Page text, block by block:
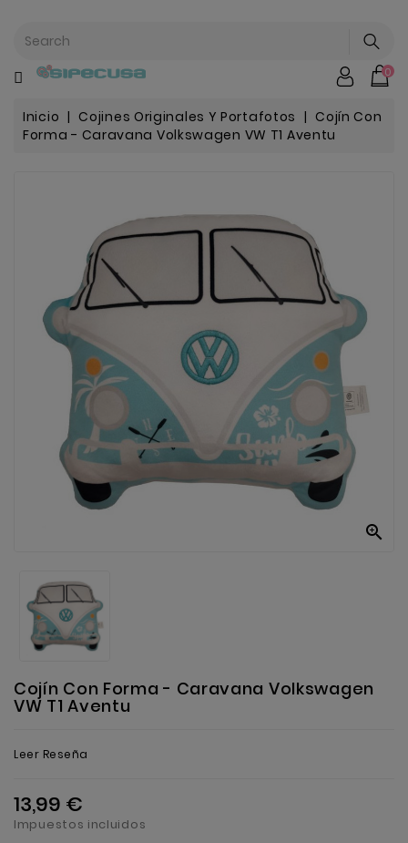
Mochilas
Escolar
Infantil
Stranger
Categorias
0
Inicio Cojines Originales Y Portafotos
Cojín Con
Forma - Caravana Volkswagen VW T1 Aventu

Cojín Con Forma - Caravana Volkswagen
VW T1 Aventu
Leer Reseña
13,99 €
Impuestos incluidos